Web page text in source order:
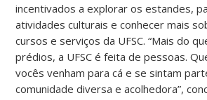
incentivados a explorar os estandes,
atividades culturais e conhecer mais
cursos e serviços da UFSC. “Mais do
prédios, a UFSC é feita de pessoas.
vocês venham para cá e se sintam
comunidade diversa e acolhedora”,